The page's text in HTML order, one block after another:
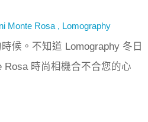
Monte Rosa , Lomography
候。不知道 Lomography 冬日
Rosa 時尚相機合不合您的心